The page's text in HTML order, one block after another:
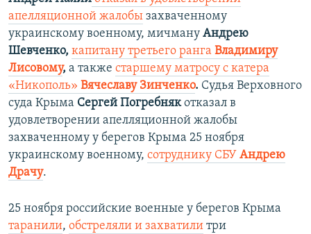
апелляционной жалобы захваченному
украинскому военному, мичману Андрею
Шевченко, капитану третьего ранга Владимиру
Лисовому, а также старшему матросу с катера
«Никополь» Вячеславу Зинченко. Судья Верховного
суда Крыма Сергей Погребнякотказал в
удовлетворении апелляционной жалобы
захваченному у берегов Крыма 25 ноября
украинскому военному, сотруднику СБУ Андрею
Драчу.
25 ноября российские военные у берегов Крыма
таранили, обстреляли и захватили три